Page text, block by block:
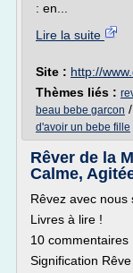
: en...
Lire la suite
Site : http://
Thèmes liés :
beau bebe garcon /
d'avoir un bebe fille
Rêver de la
Calme,
Rêvez avec nous
Livres à lire !
10 commentaires
Signification